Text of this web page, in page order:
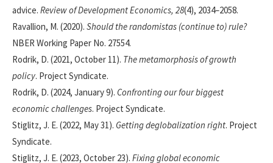
advice. Review of Development Economics, 28(4), 2034–2058.
Ravallion, M. (2020). Should the randomistas (continue to) rule?
NBER Working Paper No. 27554.
Rodrik, D. (2021, October 11). The metamorphosis of growth
policy. Project Syndicate.
Rodrik, D. (2024, January 9). Confronting our four biggest
economic challenges. Project Syndicate.
Stiglitz, J. E. (2022, May 31). Getting deglobalization right. Project
Syndicate.
Stiglitz, J. E. (2023, October 23). Fixing global economic